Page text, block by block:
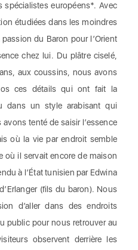
européens*. Avec
étudiées dans les moindres
du Baron pour l’Orient
chez lui. Du plâtre ciselé,
aux coussins, nous avons
ces détails qui ont fait la
dans un style arabisant qui
tenté de saisir l’essence
où la vie par endroit semble
où il servait encore de maison
à l’État tunisien par Edwina
(fils du baron). Nous
d’aller dans des endroits
public pour nous retrouver au
observent derrière les